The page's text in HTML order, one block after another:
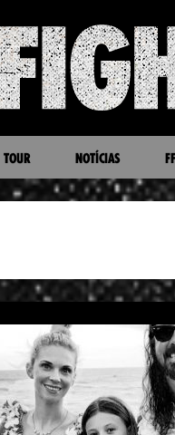
TOUR NOTÍCIAS